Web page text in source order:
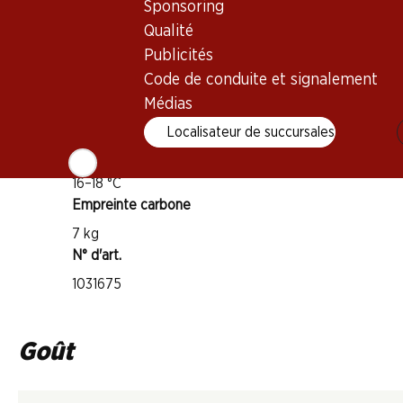
Sponsoring
Qualité
Publicités
Code de conduite et signalement
Médias
Localisateur de succursales
Température de dégustation
16–18 °C
Empreinte carbone
7 kg
N° d'art.
1031675
Goût